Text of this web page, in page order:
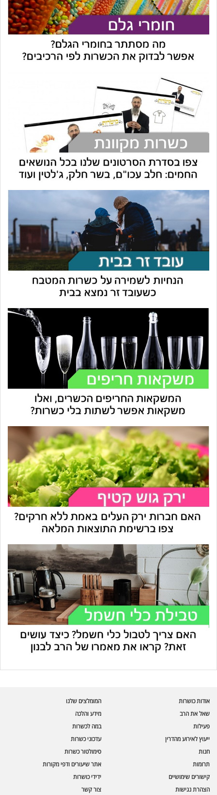
אודות כושרות
שאל את הרב
פעילות
ייעוץ לאירוע מהדרין
המומלצים שלנו
מידע והלכה
במה לכשרות
עדכוני כשרות
חנות
תרומות
קישורים שימושיים
הצהרת נגישות
סימולטור כשרות
אתר שיעורים ודפי מקורות
ידידי כושרות
צור קשר
🪲 בדיקת חרקים
מספר כושרות ומאמרי האתר
🔀 תערובות כלים ומאכלים